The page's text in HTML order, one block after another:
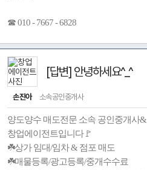
☎ 010 - 7667 - 6828
[답변] 안녕하세요^_^
손진아 소속공인중개사
양도양수 매도전문 소속 공인중개사&
창업에이전트입니다🚩
☘️상가 임대/임차 & 점포 매도
☘️매물등록/광고등록/중개수수료